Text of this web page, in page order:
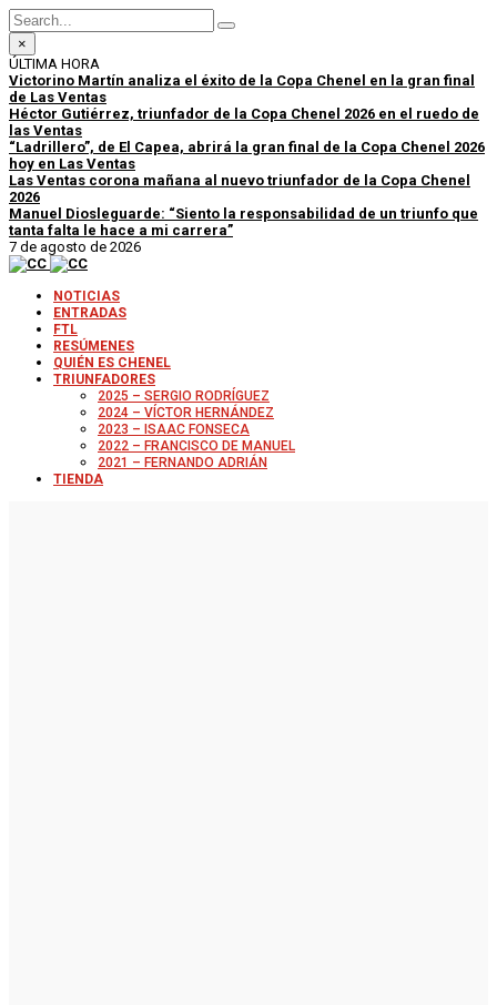
×
ÚLTIMA HORA
Victorino Martín analiza el éxito de la Copa Chenel en la gran final
de Las Ventas
Héctor Gutiérrez, triunfador de la Copa Chenel 2026 en el ruedo de
las Ventas
“Ladrillero”, de El Capea, abrirá la gran final de la Copa Chenel 2026
hoy en Las Ventas
Las Ventas corona mañana al nuevo triunfador de la Copa Chenel
2026
Manuel Diosleguarde: “Siento la responsabilidad de un triunfo que
tanta falta le hace a mi carrera”
7 de agosto de 2026
NOTICIAS
ENTRADAS
FTL
RESÚMENES
QUIÉN ES CHENEL
TRIUNFADORES
2025 – SERGIO RODRÍGUEZ
2024 – VÍCTOR HERNÁNDEZ
2023 – ISAAC FONSECA
2022 – FRANCISCO DE MANUEL
2021 – FERNANDO ADRIÁN
TIENDA